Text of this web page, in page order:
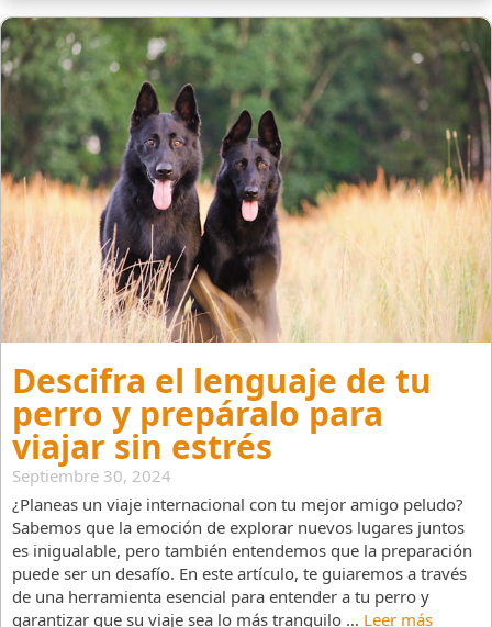
Descifra el lenguaje de tu
perro y prepáralo para
viajar sin estrés
Septiembre 30, 2024
¿Planeas un viaje internacional con tu mejor amigo peludo?
Sabemos que la emoción de explorar nuevos lugares juntos
es inigualable, pero también entendemos que la preparación
puede ser un desafío. En este artículo, te guiaremos a través
de una herramienta esencial para entender a tu perro y
garantizar que su viaje sea lo más tranquilo … Leer más